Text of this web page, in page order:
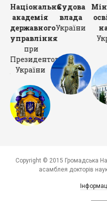
Національна
академія
державного
управління
при
Президентові
України
Судова
влада
України
Copyright © 2015 Громадська
асамблея докторів